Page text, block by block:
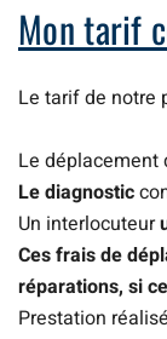
Mon tarif
Le tarif de notre
Le déplacement
Le diagnostic
Un interlocuteur
Ces frais de
réparations, si
Prestation